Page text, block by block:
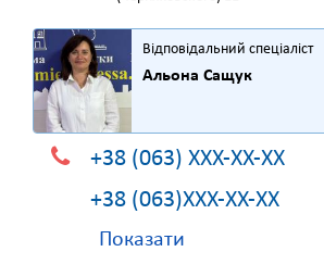
Відповідальний спеціаліст
Альона Сащук
+38 (063) XXX-XX-XX
+38 (063)XXX-XX-XX
Показати